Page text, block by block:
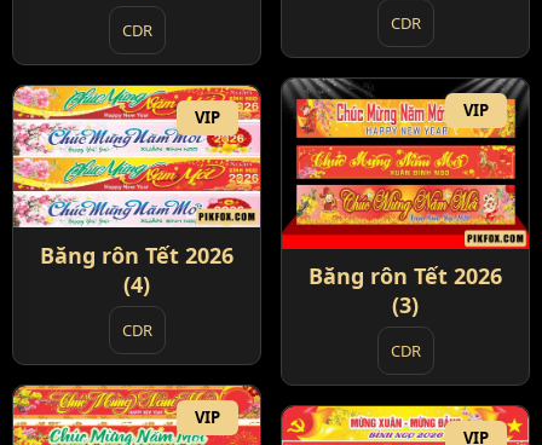
CDR CDR
VIP
Băng rôn Tết 2026
(3)
CDR
VIP
Băng rôn Tết 2026
(4)
CDR
VIP
VIP